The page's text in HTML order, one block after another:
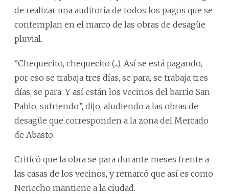
de realizar una auditoría de todos los pagos que se
contemplan en el marco de las obras de desagüe
pluvial.
“Chequecito, chequecito (...). Así se está pagando,
por eso se trabaja tres días, se para, se trabaja tres
días, se para. Y así están los vecinos del barrio San
Pablo, sufriendo”, dijo, aludiendo a las obras de
desagüe que corresponden a la zona del Mercado
de Abasto.
Criticó que la obra se para durante meses frente a
las casas de los vecinos, y remarcó que así es como
Nenecho mantiene a la ciudad.